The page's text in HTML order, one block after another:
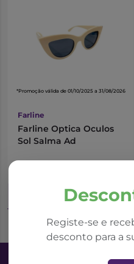
Registe-se e
desconto para a
*Promoção válida de 01/10/2025 a 31/08/2026
Farline
Farline Optica Oculos
Sol Salma Ad
Adicionar ao Carrinho